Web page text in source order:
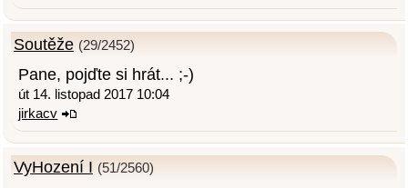
Soutěže (29/2452)
Pane, pojďte si hrát... ;-)
út 14. listopad 2017 10:04
jirkacv
VyHození I (51/2560)